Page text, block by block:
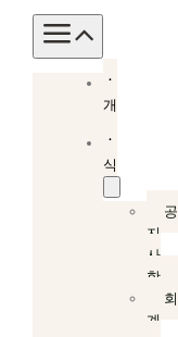
Toggle
Navigation
소
개
소
식
공
지
사
항
회
계